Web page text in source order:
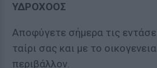
ΥΔΡΟΧΟΟΣ
Αποφύγετε σήμερα τις
ταίρι σας και με το
περιβάλλον.